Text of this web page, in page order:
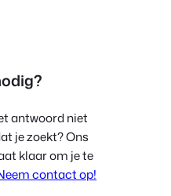
French
Polish
antwoord niet
je zoekt? Ons
klaar om je te
contact op!